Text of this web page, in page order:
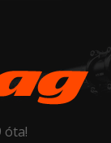
óta!